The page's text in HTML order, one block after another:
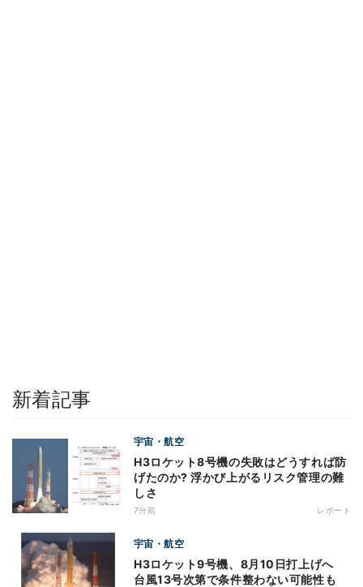
新着記事
宇宙・航空
H3ロケット8号機の失敗はどうすれば防
げたのか? 浮かび上がるリスク管理の難
しさ
7分前 レポート
宇宙・航空
H3ロケット9号機、8月10日打上げへ
台風13号次第で条件整わない可能性も